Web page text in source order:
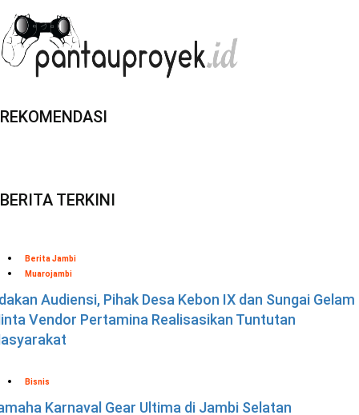
REKOMENDASI
BERITA TERKINI
Berita Jambi
Muarojambi
Audiensi, Pihak Desa Kebon IX dan Sungai Gelam
Vendor Pertamina Realisasikan Tuntutan
Bisnis
Karnaval Gear Ultima di Jambi Selatan